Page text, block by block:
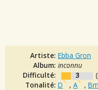
Artiste: Ebba Gron
Album: inconnu
Difficulté:
3 (
Tonalité: D , A , Bm